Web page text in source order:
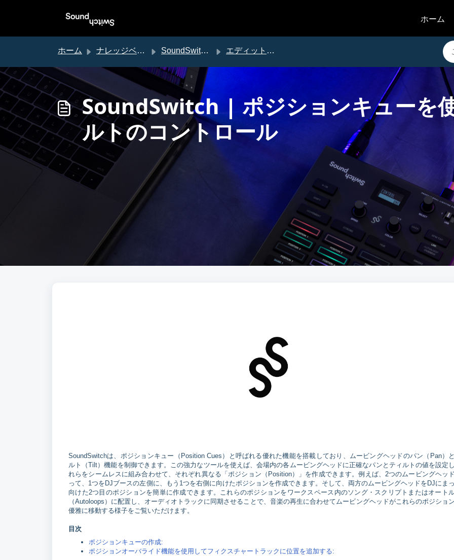
ホーム
ホーム ナレッジベース SoundSwitch サポート エディットモード
SoundSwitch | ポジションキューを
ルトのコントロール
SoundSwitchは、ポジションキュー（Position Cues）と呼ばれる優れた機能を搭載しており、ムービングヘッドのパン（Pan）
ルト（Tilt）機能を制御できます。この強力なツールを使えば、会場内の各ムービングヘッドに正確なパンとティルトの値を設定
れらをシームレスに組み合わせて、それぞれ異なる「ポジション（Position）」を作成できます。例えば、2つのムービングヘッ
って、1つをDJブースの左側に、もう1つを右側に向けたポジションを作成できます。そして、両方のムービングヘッドをDJにま
向けた2つ目のポジションを簡単に作成できます。これらのポジションをワークスペース内のソング・スクリプトまたはオート
（Autoloops）に配置し、オーディオトラックに同期させることで、音楽の再生に合わせてムービングヘッドがこれらのポジショ
優雅に移動する様子をご覧いただけます。
目次
ポジションキューの作成:
ポジションオーバライド機能を使用してフィクスチャートラックに位置を追加する: